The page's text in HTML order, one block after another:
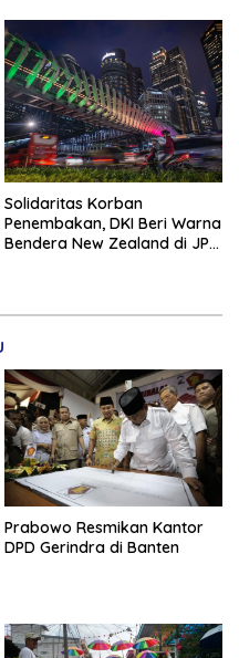
Solidaritas Korban
Penembakan, DKI Beri Warna
Bendera New Zealand di JPO
Prabowo Resmikan Kantor
DPD Gerindra di Banten